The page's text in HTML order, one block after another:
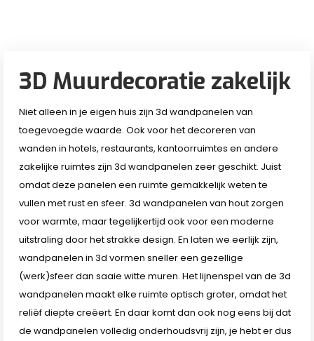
3D Muurdecoratie zakelijk
Niet alleen in je eigen huis zijn 3d wandpanelen van
toegevoegde waarde. Ook voor het decoreren van
wanden in hotels, restaurants, kantoorruimtes en andere
zakelijke ruimtes zijn 3d wandpanelen zeer geschikt. Juist
omdat deze panelen een ruimte gemakkelijk weten te
vullen met rust en sfeer. 3d wandpanelen van hout zorgen
voor warmte, maar tegelijkertijd ook voor een moderne
uitstraling door het strakke design. En laten we eerlijk zijn,
wandpanelen in 3d vormen sneller een gezellige
(werk)sfeer dan saaie witte muren. Het lijnenspel van de 3d
wandpanelen maakt elke ruimte optisch groter, omdat het
reliëf diepte creëert. En daar komt dan ook nog eens bij dat
de wandpanelen volledig onderhoudsvrij zijn, je hebt er dus